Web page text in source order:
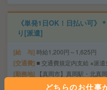
《単発1日OK！日払い可》
り[派遣]
給 与 時給1,200円～1,625円
交通費 ■ 交通費規定内支給 ※派遣
勤務地
【真岡市】真岡駅・北真
内駅・北山(栃木県)駅など勤務地多
どちらのお仕事